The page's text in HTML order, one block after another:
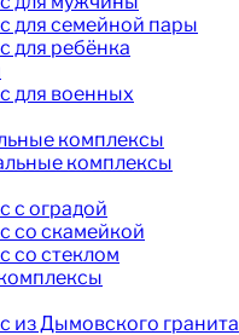
для семейной пары
для ребёнка
для военных
комплексы
комплексы
с оградой
со скамейкой
со стеклом
Дымовского гранита